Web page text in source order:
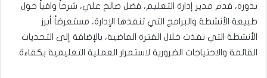
بدوره، قدم مدير إدارة التعليم، فضل صالح علي، شرحاً وافياً حول
طبيعة الأنشطة والبرامج التي تنفذها الإدارة، مستعرضاً أبرز
الأنشطة التي نفذت خلال الفترة الماضية، بالإضافة إلى التحديات
القائمة والاحتياجات الضرورية لاستمرار العملية التعليمية بكفاءة.